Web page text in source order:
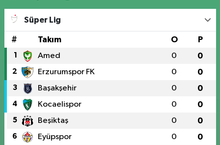
Süper Lig
# Takım O P
1 Amed 0 0
2 Erzurumspor FK 0 0
3 Başakşehir 0 0
4 Kocaelispor 0 0
5 Beşiktaş 0 0
6 Eyüpspor 0 0